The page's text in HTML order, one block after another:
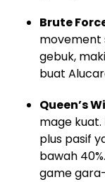
Brute
movement
gebuk,
buat
Queen’s
mage kuat.
plus pasif
bawah
game